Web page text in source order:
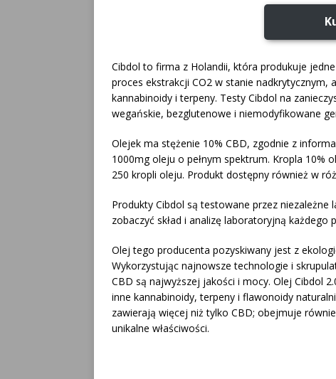
Cibdol to firma z Holandii, która produkuje
proces ekstrakcji CO2 w stanie
kannabinoidy i terpeny. Testy Cibdol na
wegańskie, bezglutenowe i niemodyfikowane
Olejek ma stężenie 10% CBD, zgodnie z
1000mg oleju o pełnym spektrum. Kropla 10%
250 kropli oleju. Produkt dostępny również w
Produkty Cibdol są testowane przez
zobaczyć skład i analizę laboratoryjną
Olej tego producenta pozyskiwany jest z
Wykorzystując najnowsze technologie i
CBD są najwyższej jakości i mocy. Olej Cibdol
inne kannabinoidy, terpeny i flawonoidy
zawierają więcej niż tylko CBD; obejmuje
unikalne właściwości.